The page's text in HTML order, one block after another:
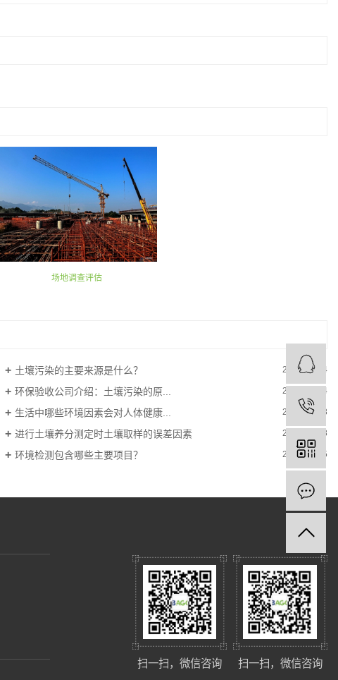
场地调查评估
土壤污染的主要来源是什么？ 2023-04-14
环保验收公司介绍：土壤污染的原... 2022-12-14
生活中哪些环境因素会对人体健康... 2023-08-18
进行土壤养分测定时土壤取样的误差因素 2023-07-28
环境检测包含哪些主要项目？ 2024-01-05
扫一扫，微信咨询 扫一扫，微信咨询